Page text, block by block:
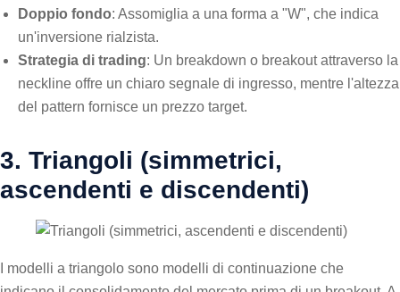
Doppio fondo: Assomiglia a una forma a "W", che indica
un'inversione rialzista.
Strategia di trading: Un breakdown o breakout attraverso la
neckline offre un chiaro segnale di ingresso, mentre l'altezza
del pattern fornisce un prezzo target.
3. Triangoli (simmetrici,
ascendenti e discendenti)
I modelli a triangolo sono modelli di continuazione che